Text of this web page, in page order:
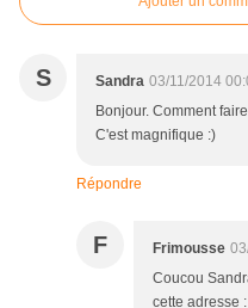
S Sandra 03/11/2014
Bonjour. Comment
C'est magnifique :)
Répondre
F Frimousse
Coucou
cette adresse